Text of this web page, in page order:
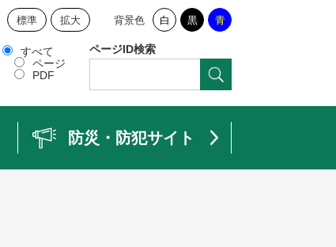
標準 拡大 背景色 白 黒 青
すべて
ページ
PDF
ページID検索
防災・防犯サイト